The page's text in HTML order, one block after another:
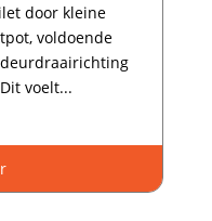
door kleine
voldoende
voelt...